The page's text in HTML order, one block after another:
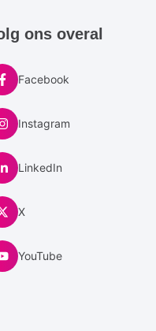
ons overal
Facebook
Instagram
LinkedIn
X
YouTube